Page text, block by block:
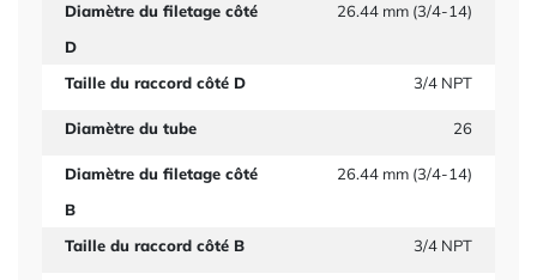
Diamètre du filetage côté
D
26.44 mm (3/4-14)
Taille du raccord côté D 3/4 NPT
Diamètre du tube 26
Diamètre du filetage côté
B
26.44 mm (3/4-14)
Taille du raccord côté B 3/4 NPT